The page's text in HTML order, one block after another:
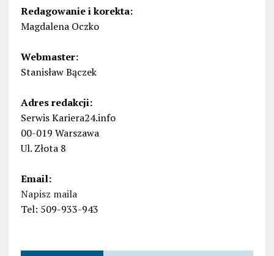
Redagowanie i korekta:
Magdalena Oczko
Webmaster:
Stanisław Bączek
Adres redakcji:
Serwis Kariera24.info
00-019 Warszawa
Ul. Złota 8
Email:
Napisz maila
Tel: 509-933-943